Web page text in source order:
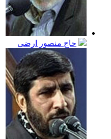
حاج منصور ارضی